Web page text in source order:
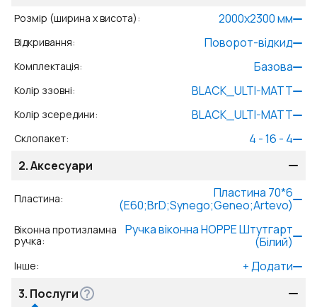
Розмір (ширина x висота): 2000x2300мм
Відкривання: Поворот-відкид
Комплектація: Базова
Колір ззовні: BLACK_ULTI-MATT
Колір зсередини: BLACK_ULTI-MATT
Склопакет:
4 - 16 - 4
2.Аксесуари
Пластина:
Пластина 70*6
(E60;BrD;Synego;Geneo;Artevo)
Віконна протизламна
ручка:
Ручка віконна HOPPE Штутгарт
(Білий)
Інше: +Додати
3. Послуги